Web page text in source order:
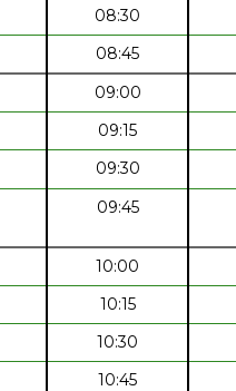
08:30
08:45
09:00
09:15
09:30
09:45
10:00
10:15
10:30
10:45